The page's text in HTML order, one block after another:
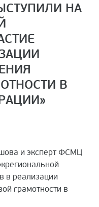
НА
В
и эксперт ФСМЦ
в реализации
грамотности в